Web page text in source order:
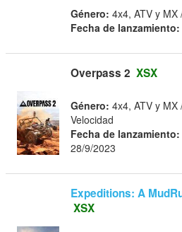
Género: 4x4, ATV y MX
Fecha de lanzamiento:
Overpass 2 XSX
Género: 4x4, ATV y MX
Velocidad
Fecha de lanzamiento:
28/9/2023
Expeditions: A
XSX